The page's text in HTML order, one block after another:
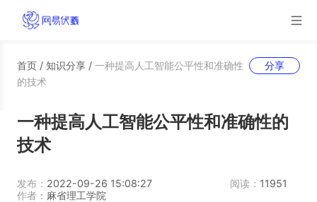
首页 / 知识分享 / 一种提高人工智能公平性和准确性
的技术
分享
一种提高人工智能公平性和准确性的
技术
发布： 2022-09-26 15:08:27 阅读： 11951
作者： 麻省理工学院